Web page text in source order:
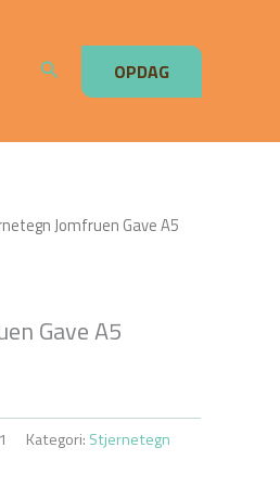
Søg OPDAG
Jomfruen Gave A5
Gave A5
Kategori: Stjernetegn